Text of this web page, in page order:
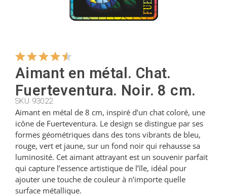
Cendriers
Cintres
Coupeurs
Petites cuillères
Louches
Dés à coudre
Aimant en métal. Chat.
Fuerteventura. Noir. 8 cm.
SKU 93022
Aimant en métal de 8 cm, inspiré d’un chat coloré, une
icône de Fuerteventura. Le design se distingue par ses
formes géométriques dans des tons vibrants de bleu,
rouge, vert et jaune, sur un fond noir qui rehausse sa
luminosité. Cet aimant attrayant est un souvenir parfait
qui capture l’essence artistique de l’île, idéal pour
ajouter une touche de couleur à n’importe quelle
surface métallique.